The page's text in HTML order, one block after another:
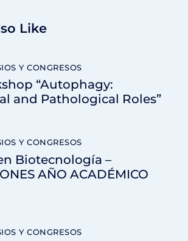
Like
Y CONGRESOS
“Autophagy:
and Pathological Roles”
Y CONGRESOS
Biotecnología –
AÑO ACADÉMICO
Y CONGRESOS